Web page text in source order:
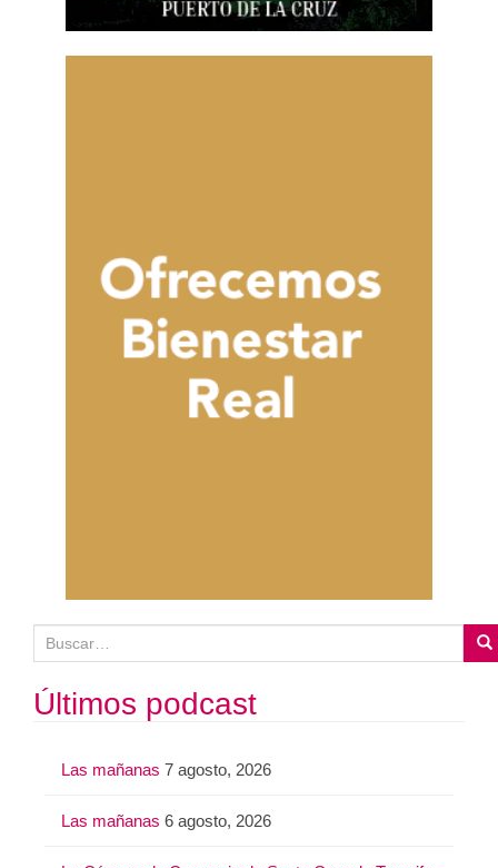
u
s
c
Últimos podcast
Las mañanas 7 agosto, 2026
Las mañanas 6 agosto, 2026